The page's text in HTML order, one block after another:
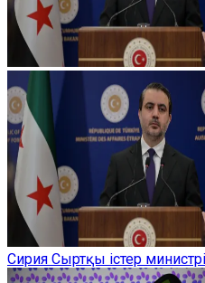
Сирия Сыртқы істер